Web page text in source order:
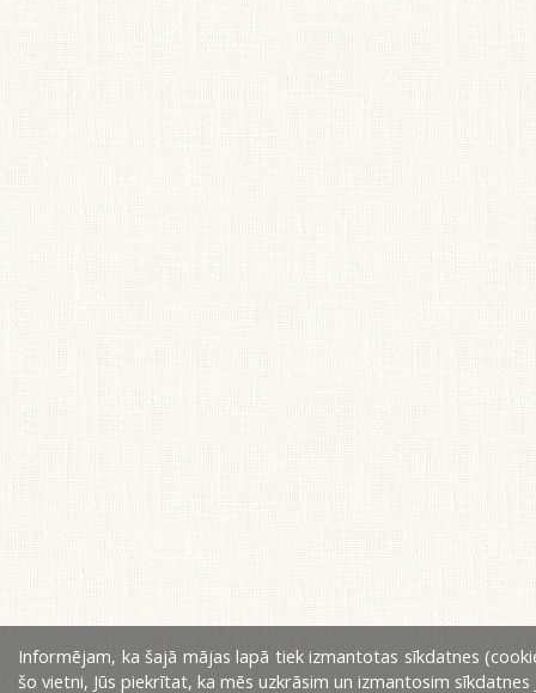
Informējam, ka šajā mājas lapā tiek izmantotas sīkdatnes
šo vietni, Jūs piekrītat, ka mēs uzkrāsim un izmantosim sīkdatnes